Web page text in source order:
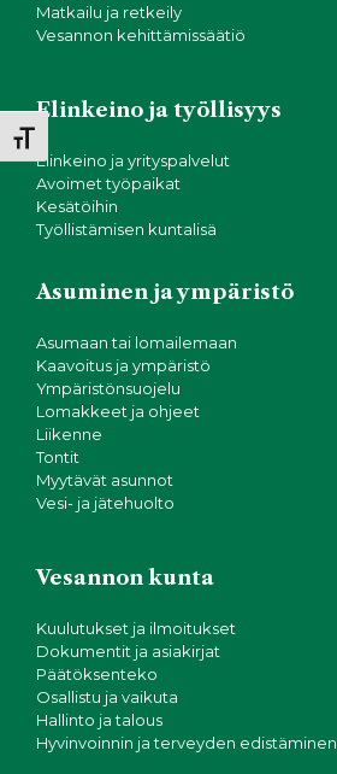
Toggle Font size
Matkailu ja retkeily
Vesannon kehittämissäätiö
Elinkeino ja työllisyys
Elinkeino ja yrityspalvelut
Avoimet työpaikat
Kesätöihin
Työllistämisen kuntalisä
Asuminen ja ympäristö
Asumaan tai lomailemaan
Kaavoitus ja ympäristö
Ympäristönsuojelu
Lomakkeet ja ohjeet
Liikenne
Tontit
Myytävät asunnot
Vesi- ja jätehuolto
Vesannon kunta
Kuulutukset ja ilmoitukset
Dokumentit ja asiakirjat
Päätöksenteko
Osallistu ja vaikuta
Hallinto ja talous
Hyvinvoinnin ja terveyden edistäminen